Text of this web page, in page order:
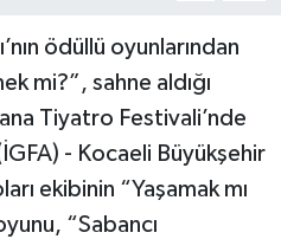
ödüllü oyunlarından
mi?”, sahne aldığı
Tiyatro Festivali’nde
- Kocaeli Büyükşehir
ekibinin “Yaşamak mı
“Sabancı